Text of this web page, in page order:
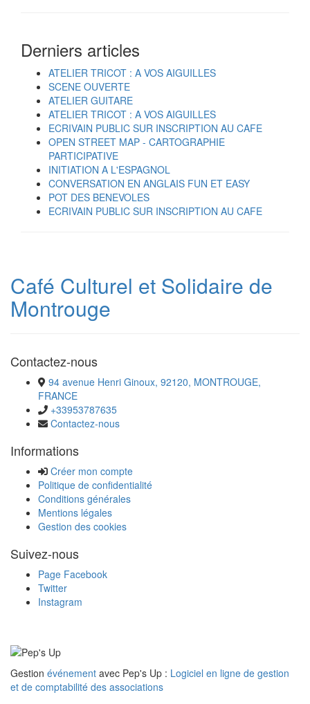
Derniers articles
ATELIER TRICOT : A VOS AIGUILLES
SCENE OUVERTE
ATELIER GUITARE
ATELIER TRICOT : A VOS AIGUILLES
ECRIVAIN PUBLIC SUR INSCRIPTION AU CAFE
OPEN STREET MAP - CARTOGRAPHIE
PARTICIPATIVE
INITIATION A L'ESPAGNOL
CONVERSATION EN ANGLAIS FUN ET EASY
POT DES BENEVOLES
ECRIVAIN PUBLIC SUR INSCRIPTION AU CAFE
Café Culturel et Solidaire de
Montrouge
Contactez-nous
94 avenue Henri Ginoux, 92120, MONTROUGE,
FRANCE
+33953787635
Contactez-nous
Informations
Créer mon compte
Politique de confidentialité
Conditions générales
Mentions légales
Gestion des cookies
Suivez-nous
Page Facebook
Twitter
Instagram
Gestion événement avec Pep's Up : Logiciel en ligne de gestion
et de comptabilité des associations